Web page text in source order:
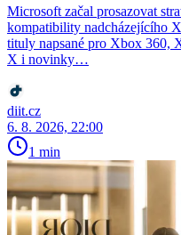
Microsoft začal prosazovat
kompatibility nadcházejícího
tituly napsané pro Xbox 360,
X i novinky…
diit.cz
6. 8. 2026, 22:00
1 min